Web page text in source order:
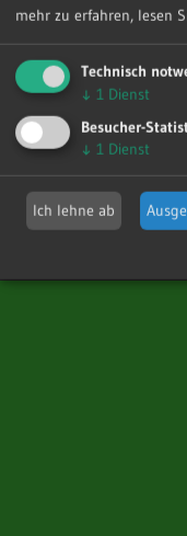
Schals)
WEITERLESEN
WordPress-
mehr zu erfahren, lesen
Technisch
↓ 1 Dienst
Besucher-
↓ 1 Dienst
Ich lehne ab